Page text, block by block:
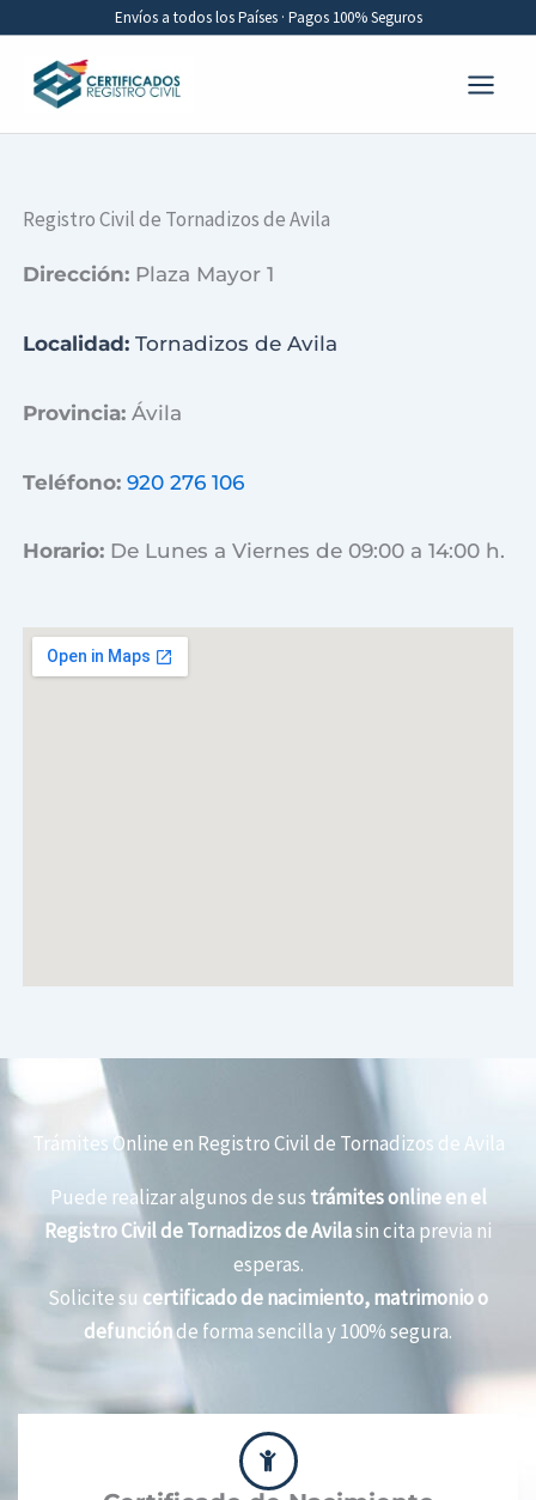
contenido
Envíos a todos los Países · Pagos 100% Seguros
Registro Civil de Tornadizos de Avila
Dirección: Plaza Mayor 1
Localidad:Tornadizos de Avila
Provincia:Ávila
Teléfono: 920 276 106
Horario: De Lunes a Viernes de 09:00 a 14:00 h.
Trámites Online en Registro Civil de Tornadizos de Avila
Puede realizar algunos de sus trámites online en el
Registro Civil de Tornadizos de Avilasin cita previa ni
esperas.
Solicite su certificado de nacimiento, matrimonio o
defunciónde forma sencilla y 100% segura.